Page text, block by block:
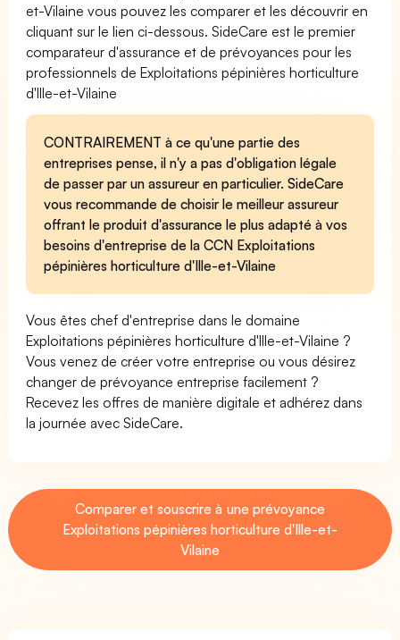
et-Vilaine vous pouvez les comparer et les découvrir en
cliquant sur le lien ci-dessous. SideCare est le premier
comparateur d'assurance et de prévoyances pour les
professionnels de Exploitations pépinières horticulture
d'Ille-et-Vilaine
CONTRAIREMENT à ce qu'une partie des
entreprises pense, il n'y a pas d'obligation légale
de passer par un assureur en particulier. SideCare
vous recommande de choisir le meilleur assureur
offrant le produit d'assurance le plus adapté à vos
besoins d'entreprise de la CCN Exploitations
pépinières horticulture d'Ille-et-Vilaine
Vous êtes chef d'entreprise dans le domaine
Exploitations pépinières horticulture d'Ille-et-Vilaine ?
Vous venez de créer votre entreprise ou vous désirez
changer de prévoyance entreprise facilement ?
Recevez les offres de manière digitale et adhérez dans
la journée avec SideCare.
Comparer et souscrire à une prévoyance
Exploitations pépinières horticulture d'Ille-et-
Vilaine